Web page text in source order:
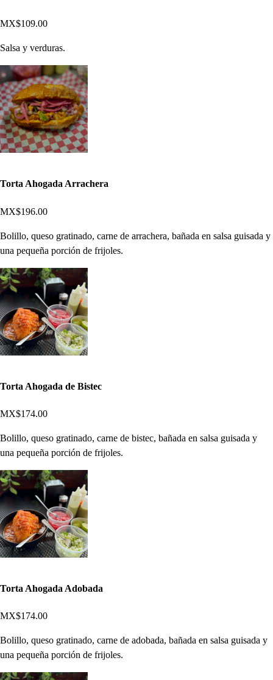
MX$109.00
Salsa y verduras.
Torta Ahogada Arrachera
MX$196.00
Bolillo, queso gratinado, carne de arrachera, bañada en salsa guisada y
una pequeña porción de frijoles.
Torta Ahogada de Bistec
MX$174.00
Bolillo, queso gratinado, carne de bistec, bañada en salsa guisada y
una pequeña porción de frijoles.
Torta Ahogada Adobada
MX$174.00
Bolillo, queso gratinado, carne de adobada, bañada en salsa guisada y
una pequeña porción de frijoles.